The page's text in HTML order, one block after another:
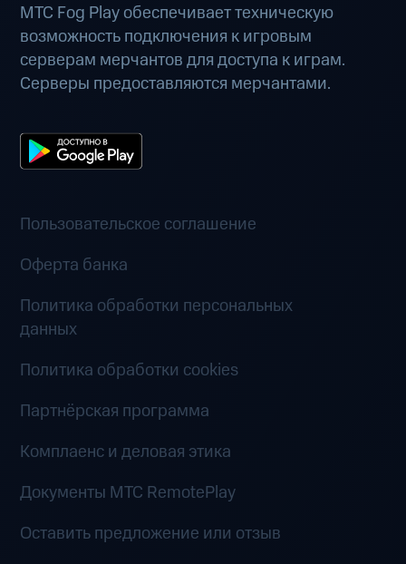
МТС Fog Play обеспечивает техническую
возможность подключения к игровым
серверам мерчантов для доступа к играм.
Серверы предоставляются мерчантами.
Пользовательское соглашение
Оферта банка
Политика обработки персональных
данных
Политика обработки cookies
Партнёрская программа
Комплаенс и деловая этика
Документы MTC RemotePlay
Оставить предложение или отзыв